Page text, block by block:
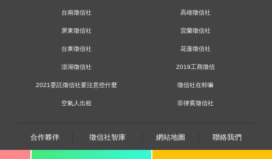
台南徵信社 高雄徵信社
屏東徵信社 宜蘭徵信社
台東徵信社 花蓮徵信社
澎湖徵信社 2019工商徵信
2021委託徵信社要注意些什麼 徵信社在幹嘛
空氣人出租 菲律賓徵信社
合作夥伴 徵信社智庫 網站地圖 聯絡我們